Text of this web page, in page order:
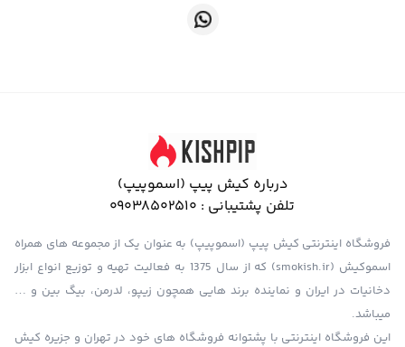
درباره کیش پیپ (اسموپیپ)
تلفن پشتیبانی : 09038502510
فروشگاه اینترنتی کیش پیپ (اسموپیپ) به عنوان یک از مجموعه های همراه
اسموکیش (smokish.ir) که از سال 1375 به فعالیت تهیه و توزیع انواع ابزار
دخانیات در ایران و نماینده برند هایی همچون زیپو، لدرمن، بیگ بین و …
میباشد.
این فروشگاه اینترنتی با پشتوانه فروشگاه های خود در تهران و جزیره کیش